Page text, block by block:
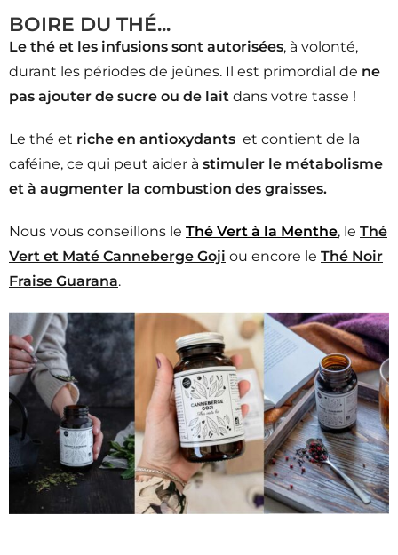
BOIRE DU THÉ...
Le thé et les infusions sont autorisées, à volonté,
durant les périodes de jeûnes. Il est primordial de ne
pas ajouter de sucre ou de lait dans votre tasse !
Le thé et riche en antioxydants et contient de la
caféine, ce qui peut aider à stimuler le métabolisme
et à augmenter la combustion des graisses.
Nous vous conseillons le Thé Vert à la Menthe, le Thé
Vert et Maté Canneberge Goji ou encore le Thé Noir
Fraise Guarana.